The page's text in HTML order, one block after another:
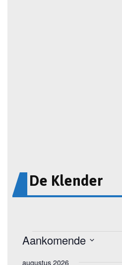
De Klender